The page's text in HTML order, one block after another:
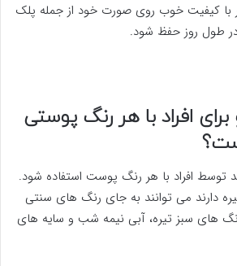
با کیفیت خوب روی صورت خود از جمله پلک
در طول روز حفظ شود.
افراد با هر رنگ پوستی
توسط افراد با هر رنگ پوست استفاده شود.
دارند می توانند به جای رنگ های سنتی
های سبز تیره، آبی نیمه شب و سایه های